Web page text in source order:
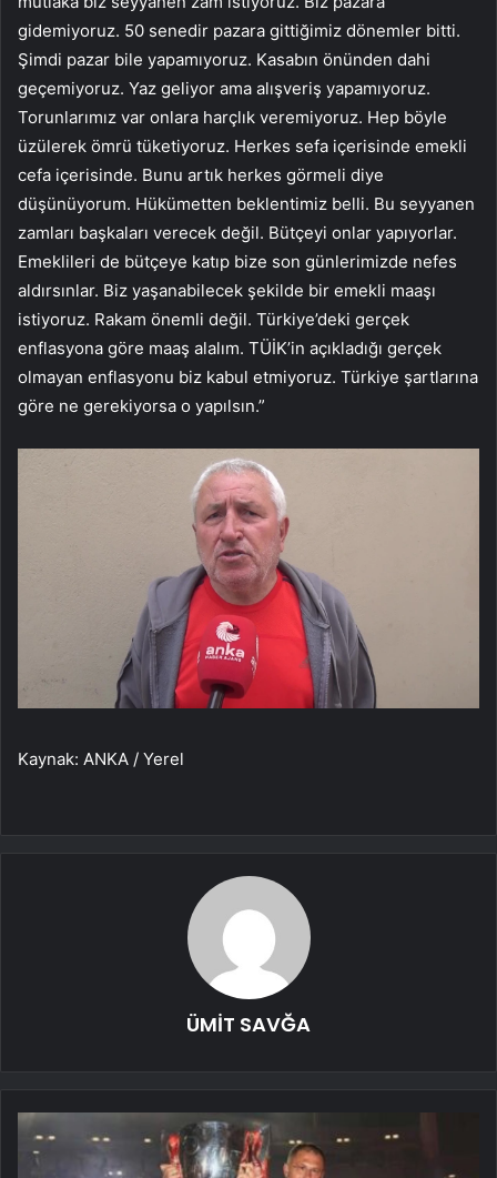
gidemiyoruz. 50 senedir pazara gittiğimiz dönemler bitti.
Şimdi pazar bile yapamıyoruz. Kasabın önünden dahi
geçemiyoruz. Yaz geliyor ama alışveriş yapamıyoruz.
Torunlarımız var onlara harçlık veremiyoruz. Hep böyle
üzülerek ömrü tüketiyoruz. Herkes sefa içerisinde emekli
cefa içerisinde. Bunu artık herkes görmeli diye
düşünüyorum. Hükümetten beklentimiz belli. Bu seyyanen
zamları başkaları verecek değil. Bütçeyi onlar yapıyorlar.
Emeklileri de bütçeye katıp bize son günlerimizde nefes
aldırsınlar. Biz yaşanabilecek şekilde bir emekli maaşı
istiyoruz. Rakam önemli değil. Türkiye’deki gerçek
enflasyona göre maaş alalım. TÜİK’in açıkladığı gerçek
olmayan enflasyonu biz kabul etmiyoruz. Türkiye şartlarına
göre ne gerekiyorsa o yapılsın.”
Kaynak: ANKA / Yerel
ÜMİT SAVĞA